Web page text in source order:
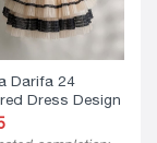
Darifa 24
Dress Design